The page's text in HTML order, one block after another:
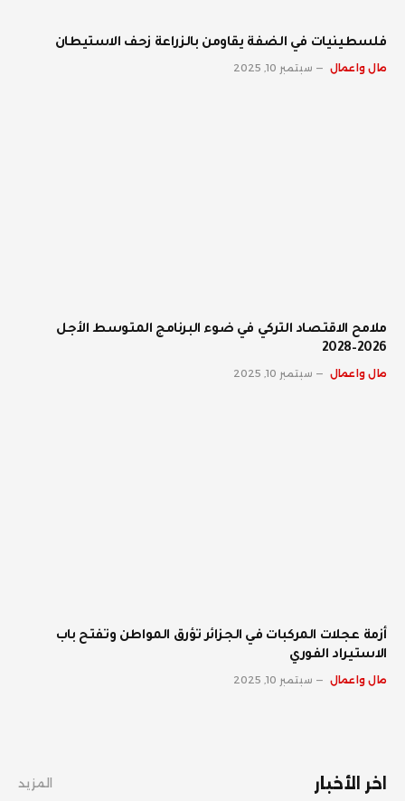
فلسطينيات في الضفة يقاومن بالزراعة زحف الاستيطان
مال واعمال سبتمبر 10, 2025
ملامح الاقتصاد التركي في ضوء البرنامج المتوسط الأجل
2026–2028
مال واعمال سبتمبر 10, 2025
أزمة عجلات المركبات في الجزائر تؤرق المواطن وتفتح باب
الاستيراد الفوري
مال واعمال سبتمبر 10, 2025
اخر الأخبار المزيد